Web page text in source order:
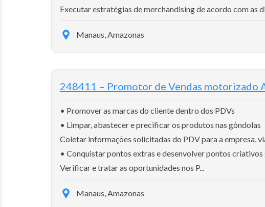
Executar estratégias de merchandising de acordo com as
Manaus, Amazonas
248411 – Promotor de Vendas motorizado
• Promover as marcas do cliente dentro dos PDVs
• Limpar, abastecer e precificar os produtos nas gôndolas
Coletar informações solicitadas do PDV para a empresa,
• Conquistar pontos extras e desenvolver pontos
Verificar e tratar as oportunidades nos P...
Manaus, Amazonas